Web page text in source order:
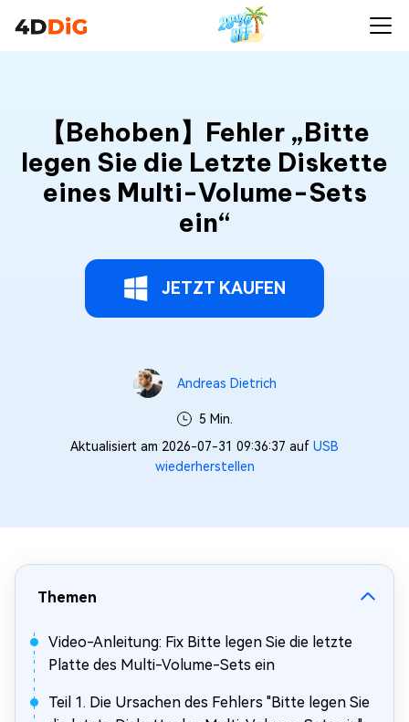
【Behoben】Fehler „Bitte
legen Sie die Letzte Diskette
eines Multi-Volume-Sets
ein“
JETZT KAUFEN
Andreas Dietrich
5 Min.
Aktualisiert am 2026-07-31 09:36:37 auf USB
wiederherstellen
Themen
Video-Anleitung: Fix Bitte legen Sie die letzte
Platte des Multi-Volume-Sets ein
Teil 1. Die Ursachen des Fehlers "Bitte legen Sie